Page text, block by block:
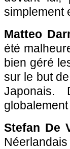
simplement
Matteo
été
bien géré
sur le but
Stefan De